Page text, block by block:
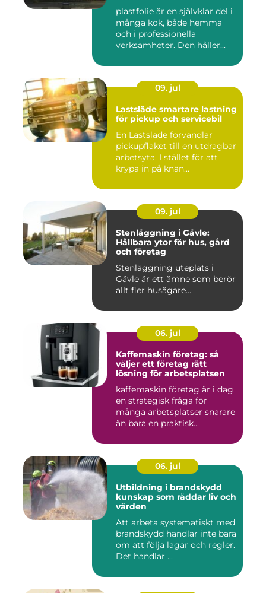
plastfolie är en självklar del i
många kök, både hemma
och i professionella
verksamheter. Den håller...
09. jul
Lastsläde smartare lastning
för pickup och servicebil
En Lastsläde förvandlar
pickupflaket till en utdragbar
arbetsyta. I stället för att
krypa in på knän...
09. jul
Stenläggning i Gävle:
Hållbara ytor för hus, gård
och företag
Stenläggning uteplats i
Gävle är ett ämne som berör
allt fler husägare...
06. jul
Kaffemaskin företag: så
väljer ett företag rätt
lösning för arbetsplatsen
kaffemaskin företag är i dag
en strategisk fråga för
många arbetsplatser snarare
än bara en praktisk...
06. jul
Utbildning i brandskydd
kunskap som räddar liv och
värden
Att arbeta systematiskt med
brandskydd handlar inte bara
om att följa lagar och regler.
Det handlar ...